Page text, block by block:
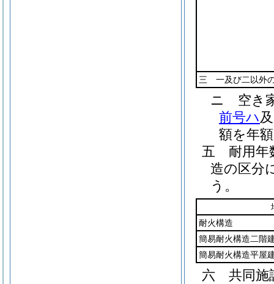
三 一及び二以外
ニ
空き
前号ハ
額を年
五
耐用
造の区分
う。
耐火構造
簡易耐火構造二階
簡易耐火構造平屋
六
共同施